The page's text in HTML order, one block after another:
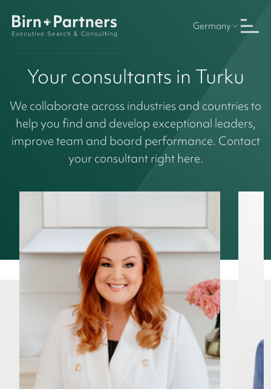
Germany
Your consultants in Turku
We collaborate across industries and countries to
help you find and develop exceptional leaders,
improve team and board performance. Contact
your consultant right here.